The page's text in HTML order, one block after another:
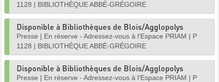
1128 | BIBLIOTHÈQUE ABBÉ-GRÉGOIRE
Disponible à Bibliothèques de Blois/Agglopolys
Presse | En réserve - Adressez-vous à l'Espace PRIAM | P
1128 | BIBLIOTHÈQUE ABBÉ-GRÉGOIRE
Disponible à Bibliothèques de Blois/Agglopolys
Presse | En réserve - Adressez-vous à l'Espace PRIAM | P